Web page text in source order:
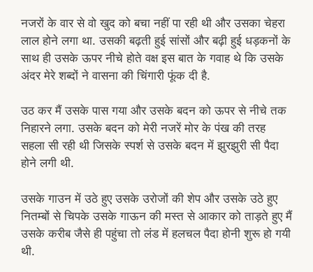
नजरों के वार से वो खुद को बचा नहीं पा रही थी और उसका चेहरा
लाल होने लगा था. उसकी बढ़ती हुई सांसों और बढ़ी हुई धड़कनों के
साथ ही उसके ऊपर नीचे होते वक्ष इस बात के गवाह थे कि उसके
अंदर मेरे शब्दों ने वासना की चिंगारी फूंक दी है.
उठ कर मैं उसके पास गया और उसके बदन को ऊपर से नीचे तक
निहारने लगा. उसके बदन को मेरी नजरें मोर के पंख की तरह
सहला सी रही थी जिसके स्पर्श से उसके बदन में झुरझुरी सी पैदा
होने लगी थी.
उसके गाउन में उठे हुए उसके उरोजों की शेप और उसके उठे हुए
नितम्बों से चिपके उसके गाऊन की मस्त से आकार को ताड़ते हुए मैं
उसके करीब जैसे ही पहुंचा तो लंड में हलचल पैदा होनी शुरू हो गयी
थी.